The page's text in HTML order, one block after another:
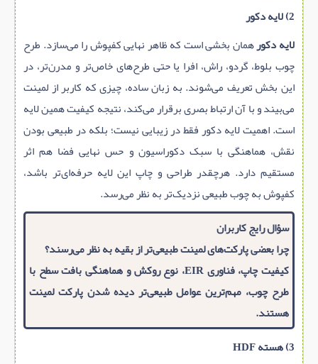
2) لایه دکور
لایه دکورهمان بخشی است که ظاهر نهایی کفپوش را می‌سازد. طرح
چوب بلوط، گردو، راش، افرا یا حتی طرح‌های خاص‌تر و مدرن‌تر، در
این بخش تعریف می‌شوند. به زبان ساده، چیزی که کاربر از لمینت
می‌بیند و با آن ارتباط بصری برقرار می‌کند، نتیجه کیفیت همین لایه
است. اهمیت لایه دکور فقط در زیبایی نیست؛ بلکه در طبیعی بودن
نقش، هماهنگی با سبک دکوراسیون و حس نهایی فضا هم اثر
مستقیم دارد. هرچقدر طراحی و چاپ این لایه حرفه‌ای‌تر باشد،
کفپوش به چوب طبیعی نزدیک‌تر به نظر می‌رسد.
سؤال رایج کاربران
چرا بعضی پارکت‌های لمینت طبیعی‌تر از بقیه به نظر می‌رسند؟
کیفیت چاپ، فناوری EIR، نوع روکش و هماهنگی بافت سطح با
طرح چوب، مهم‌ترین عوامل طبیعی‌تر دیده شدن پارکت لمینت
هستند.
3) هسته HDF